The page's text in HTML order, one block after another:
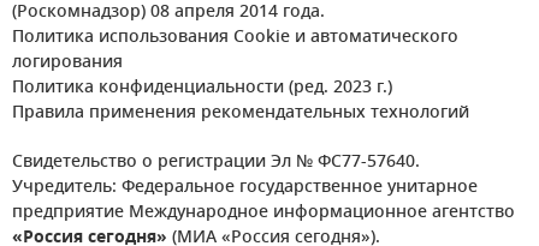
(Роскомнадзор) 08 апреля 2014 года.
Политика использования Cookie и автоматического
логирования
Политика конфиденциальности (ред. 2023 г.)
Правила применения рекомендательных технологий
Свидетельство о регистрации Эл № ФС77-57640.
Учредитель: Федеральное государственное унитарное
предприятие Международное информационное агентство
«Россия сегодня» (МИА «Россия сегодня»).